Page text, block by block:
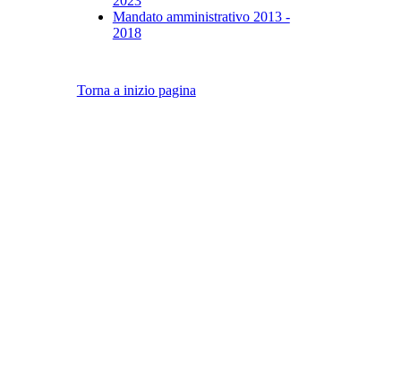
Mandato amministrativo 2013 -
2018
Torna a inizio pagina